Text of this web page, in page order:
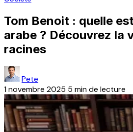
Tom Benoit : quelle
arabe ? Découvrez la
racines
Pete
1 novembre 2025 5 min de lecture